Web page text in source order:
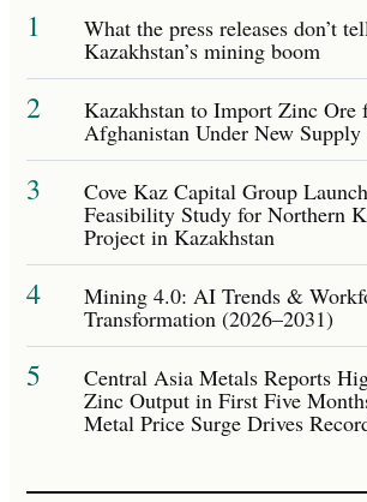
1 What the press releases don’t
Kazakhstan’s mining boom
2 Kazakhstan to Import Zinc Ore
Afghanistan Under New
3 Cove Kaz Capital Group
Feasibility Study for Northern
Project in Kazakhstan
4 Mining 4.0: AI Trends &
Transformation (2026–2031)
5 Central Asia Metals Reports
Zinc Output in First Five
Metal Price Surge Drives